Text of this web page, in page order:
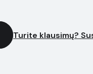
Turite klausimų?